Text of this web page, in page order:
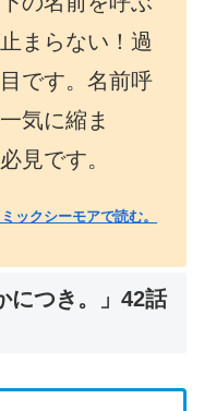
まらない！過
です。名前呼
気に縮ま
見です。
ックシーモアで読む。
につき。」42話